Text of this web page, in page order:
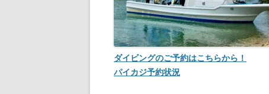
ダイビングのご予約はこちらから！
パイカジ予約状況